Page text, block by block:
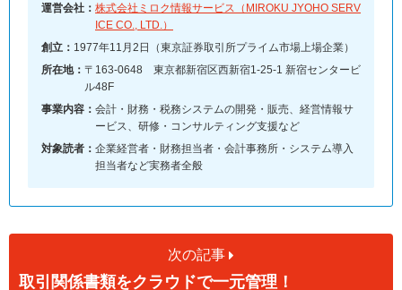
運営会社： 株式会社ミロク情報サービス（MIROKU JYOHO SERV
ICE CO., LTD.）
創立： 1977年11月2日（東京証券取引所プライム市場上場企業）
所在地： 〒163-0648 東京都新宿区西新宿1-25-1 新宿センタービ
ル48F
事業内容： 会計・財務・税務システムの開発・販売、経営情報サ
ービス、研修・コンサルティング支援など
対象読者： 企業経営者・財務担当者・会計事務所・システム導入
担当者など実務者全般
次の記事
取引関係書類をクラウドで一元管理！